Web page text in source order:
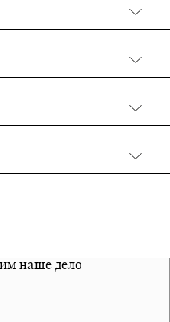
наше дело
гипоалергенны
покупкой